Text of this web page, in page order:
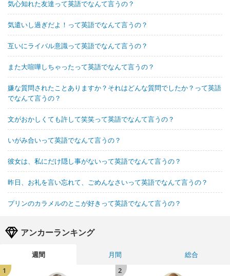
気心知れた友達って英語でなんて言うの？
気遣いし過ぎだよ！って英語でなんて言うの？
互いにライバル意識って英語でなんて言うの？
また大喧嘩しちゃったって英語でなんて言うの？
嫌な質問されたことありますか？それはどんな質問でしたか？って英語
でなんて言うの？
文がおかしくても許して笑笑って英語でなんて言うの？
いがみ合いって英語でなんて言うの？
彼女は、私にだけ隠し事がないって英語でなんて言うの？
昨日、お礼を言い忘れて、ごめんなさいって英語でなんて言うの？
プリンのカラメルのとこが好きって英語でなんて言うの？
アンカーランキング
週間 月間
総合
1
2